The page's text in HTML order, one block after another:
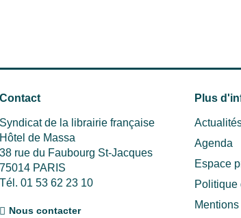
Contact
Syndicat de la librairie française
Hôtel de Massa
38 rue du Faubourg St-Jacques
75014 PARIS
Tél. 01 53 62 23 10
Nous contacter
Plus
Agenda
Espace
Politique